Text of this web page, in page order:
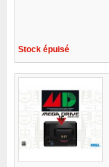
Stock épuisé